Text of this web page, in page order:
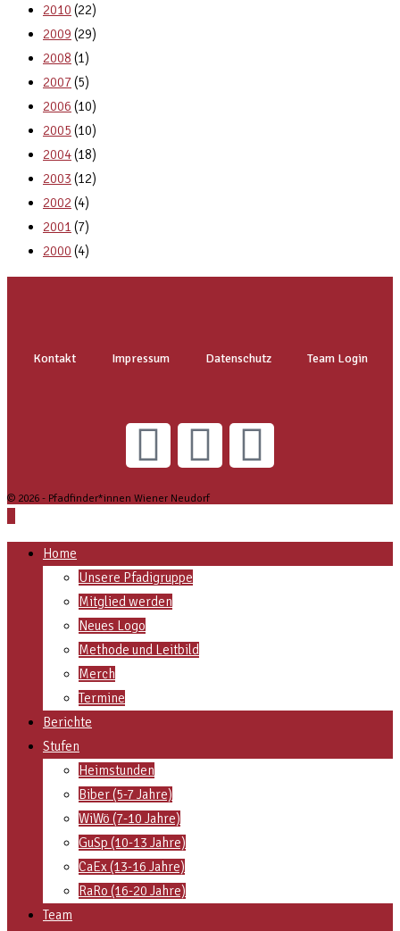
2010 (22)
2009 (29)
2008 (1)
2007(5)
2006 (10)
2005 (10)
2004(18)
2003 (12)
2002 (4)
2001 (7)
2000 (4)
Kontakt Impressum Datenschutz Team Login
© 2026 - Pfadfinder*innen Wiener Neudorf
Home
Unsere Pfadigruppe
Mitglied werden
Neues Logo
Methode und Leitbild
Merch
Termine
Berichte
Stufen
Heimstunden
Biber (5-7 Jahre)
WiWö (7-10 Jahre)
GuSp (10-13 Jahre)
CaEx (13-16 Jahre)
RaRo (16-20 Jahre)
Team